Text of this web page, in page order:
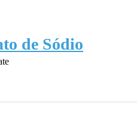
de Sódio